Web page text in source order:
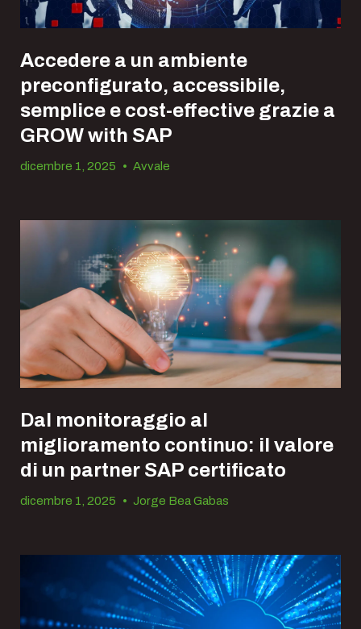
Accedere a un ambiente
preconfigurato, accessibile,
semplice e cost-effective grazie a
GROW with SAP
dicembre 1, 2025 • Avvale
Dal monitoraggio al
miglioramento continuo: il valore
di un partner SAP certificato
dicembre 1, 2025 • Jorge Bea Gabas